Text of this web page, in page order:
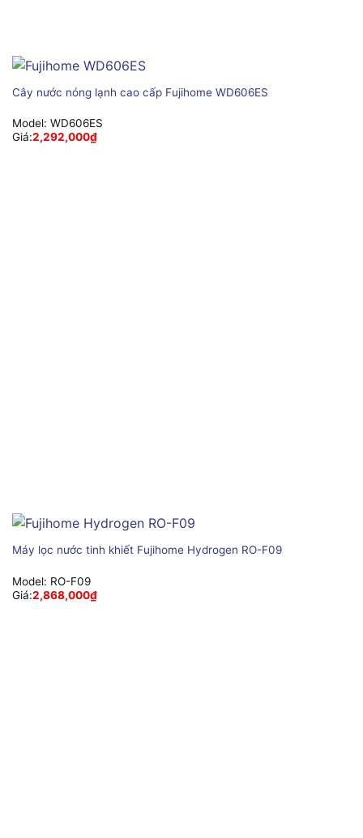
Cây nước nóng lạnh cao cấp Fujihome WD606ES
Model: WD606ES
Giá:2,292,000₫
Máy lọc nước tinh khiết Fujihome Hydrogen RO-F09
Model: RO-F09
Giá:2,868,000₫